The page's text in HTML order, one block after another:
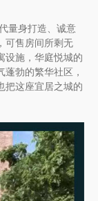
量身打造、诚意
可售房间所剩无
设施，华庭悦城的
勃的繁华社区，
把这座宜居之城的